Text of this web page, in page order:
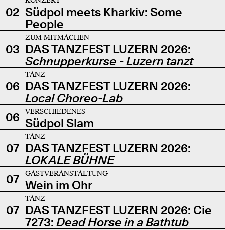
02 Südpol meets Kharkiv: Some
People
03
ZUM MITMACHEN
DAS TANZFEST LUZERN 2026:
Schnupperkurse - Luzern tanzt
06
TANZ
DAS TANZFEST LUZERN 2026:
Local Choreo-Lab
06
VERSCHIEDENES
Südpol Slam
07
TANZ
DAS TANZFEST LUZERN 2026:
LOKALE BÜHNE
07
GASTVERANSTALTUNG
Wein im Ohr
07
TANZ
DAS TANZFEST LUZERN 2026: Cie
7273: Dead Horse in a Bathtub